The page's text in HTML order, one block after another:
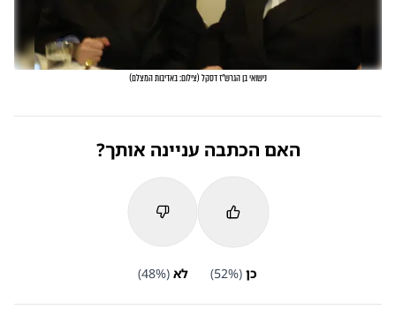
נישואי בן הגרש"ז דסקל (צילום: באדיבות המצלם)
האם הכתבה עניינה אותך?
כן (
52%) לא (
48%)